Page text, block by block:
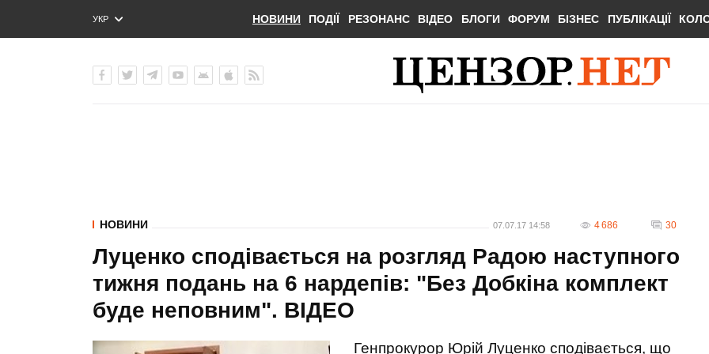
УКР
ENG
НОВИНИ ПОДІЇ РЕЗОНАНС ВІДЕО БЛОГИ ФОРУМ БІЗНЕС ПУБЛІКАЦІЇ
НОВИНИ 07.07.17 14:58 4 686 30
Луценко сподівається на розгляд Радою наступного
тижня подань на 6 нардепів: "Без Добкіна комплект
буде неповним". ВIДЕО
Генпрокурор Юрій Луценко сподівається, що